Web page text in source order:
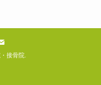
接骨院.